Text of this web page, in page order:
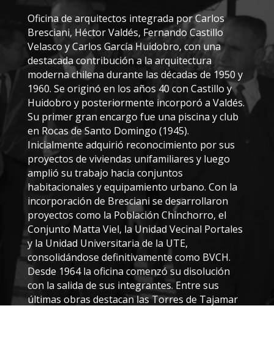
Oficina de arquitectos integrada por Carlos
Bresciani, Héctor Valdés, Fernando Castillo
Velasco y Carlos García Huidobro, con una
destacada contribución a la arquitectura
moderna chilena durante las décadas de 1950 y
1960. Se originó en los años 40 con Castillo y
Huidobro y posteriormente incorporó a Valdés.
Su primer gran encargo fue una piscina y club
en Rocas de Santo Domingo (1945).
Inicialmente adquirió reconocimiento por sus
proyectos de viviendas unifamiliares y luego
amplió su trabajo hacia conjuntos
habitacionales y equipamiento urbano. Con la
incorporación de Bresciani se desarrollaron
proyectos como la Población Chinchorro, el
Conjunto Matta Viel, la Unidad Vecinal Portales
y la Unidad Universitaria de la UTE,
consolidándose definitivamente como BVCH.
Desde 1964 la oficina comenzó su disolución
con la salida de sus integrantes. Entre sus
últimas obras destacan las Torres de Tajamar